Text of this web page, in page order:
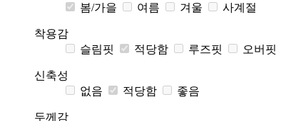
봄/가을
여름 겨울 사계절
착용감
슬림핏
적당함 루즈핏 오버핏
신축성
없음
적당함 좋음
두께감